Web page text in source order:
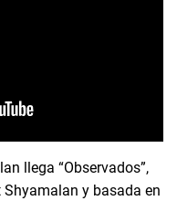
llega “Observados”,
y basada en